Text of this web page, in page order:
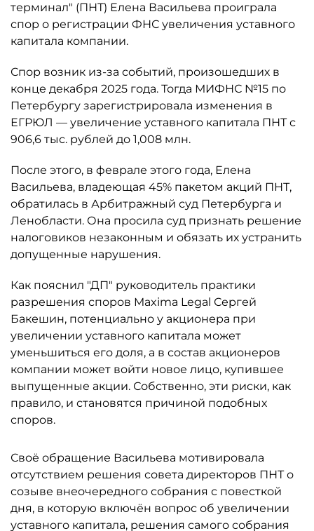
терминал" (ПНТ) Елена Васильева проиграла
спор о регистрации ФНС увеличения уставного
капитала компании.
Спор возник из-за событий, произошедших в
конце декабря 2025 года. Тогда МИФНС №15 по
Петербургу зарегистрировала изменения в
ЕГРЮЛ — увеличение уставного капитала ПНТ с
906,6 тыс. рублей до 1,008 млн.
После этого, в феврале этого года, Елена
Васильева, владеющая 45% пакетом акций ПНТ,
обратилась в Арбитражный суд Петербурга и
Ленобласти. Она просила суд признать решение
налоговиков незаконным и обязать их устранить
допущенные нарушения.
Как пояснил "ДП" руководитель практики
разрешения споров Maxima Legal Сергей
Бакешин, потенциально у акционера при
увеличении уставного капитала может
уменьшиться его доля, а в состав акционеров
компании может войти новое лицо, купившее
выпущенные акции. Собственно, эти риски, как
правило, и становятся причиной подобных
споров.
Своё обращение Васильева мотивировала
отсутствием решения совета директоров ПНТ о
созыве внеочередного собрания с повесткой
дня, в которую включён вопрос об увеличении
уставного капитала, решения самого собрания